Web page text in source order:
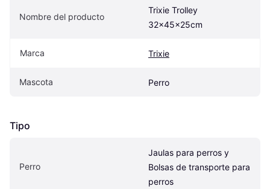
Nombre del producto
Trixie Trolley
32x45x25cm
Marca Trixie
Mascota Perro
Tipo
Perro
Jaulas para perros y
Bolsas de transporte para
perros